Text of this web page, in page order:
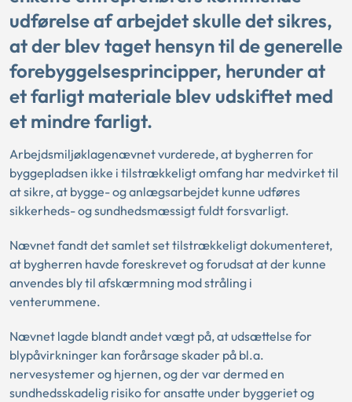
udførelse af arbejdet skulle det sikres,
at der blev taget hensyn til de generelle
forebyggelsesprincipper, herunder at
et farligt materiale blev udskiftet med
et mindre farligt.
Arbejdsmiljøklagenævnet vurderede, at bygherren for
byggepladsen ikke i tilstrækkeligt omfang har medvirket til
at sikre, at bygge- og anlægsarbejdet kunne udføres
sikkerheds- og sundhedsmæssigt fuldt forsvarligt.
Nævnet fandt det samlet set tilstrækkeligt dokumenteret,
at bygherren havde foreskrevet og forudsat at der kunne
anvendes bly til afskærmning mod stråling i
venterummene.
Nævnet lagde blandt andet vægt på, at udsættelse for
blypåvirkninger kan forårsage skader på bl.a.
nervesystemer og hjernen, og der var dermed en
sundhedsskadelig risiko for ansatte under byggeriet og